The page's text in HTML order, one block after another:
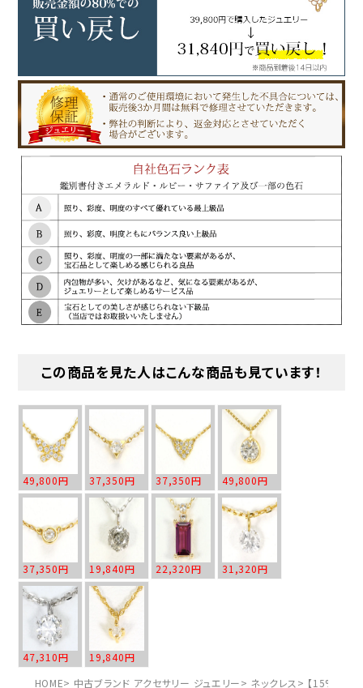
この商品を見た人はこんな商品も見ています！
49,800円 37,350円 37,350円 49,800円
37,350円 19,840円 22,320円 31,320円
47,310円
19,840円
HOME
中古ブランド アクセサリー ジュエリー ネックレス 【15%OFF